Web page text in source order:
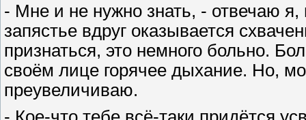
- Мне и не нужно знать, - отвечаю
запястье вдруг оказывается
признаться, это немного больно.
своём лице горячее дыхание. Но,
преувеличиваю.